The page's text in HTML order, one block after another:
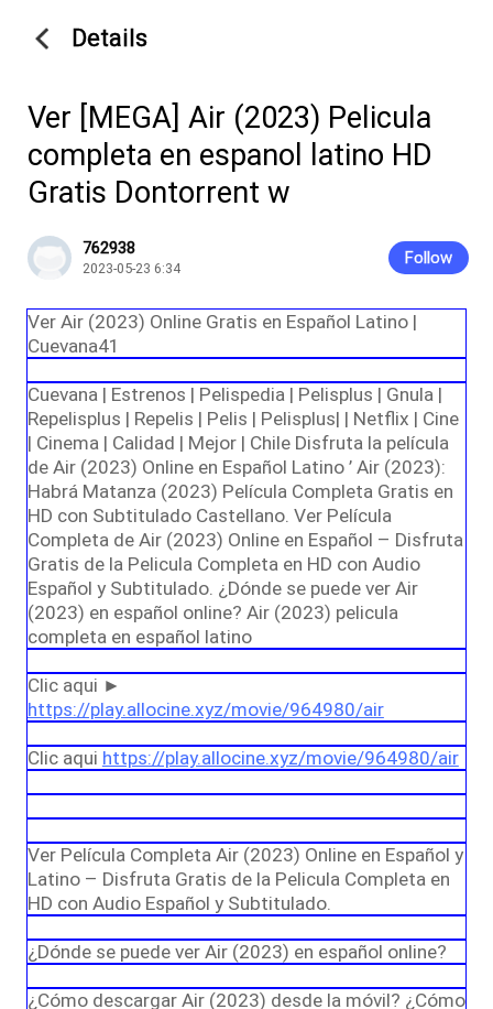
Details
Ver [MEGA] Air (2023) Pelicula
completa en espanol latino HD
Gratis Dontorrent w
762938
2023-05-23 6:34
Follow
Ver Air (2023) Online Gratis en Español Latino |
Cuevana41
Cuevana | Estrenos | Pelispedia | Pelisplus | Gnula |
Repelisplus | Repelis | Pelis | Pelisplus| | Netflix | Cine
| Cinema | Calidad | Mejor | Chile Disfruta la película
de Air (2023) Online en Español Latino ’ Air (2023):
Habrá Matanza (2023) Película Completa Gratis en
HD con Subtitulado Castellano. Ver Película
Completa de Air (2023) Online en Español – Disfruta
Gratis de la Pelicula Completa en HD con Audio
Español y Subtitulado. ¿Dónde se puede ver Air
(2023) en español online? Air (2023) pelicula
completa en español latino
Clic aqui ►
https://play.allocine.xyz/movie/964980/air
Clic aqui https://play.allocine.xyz/movie/964980/air
Ver Película Completa Air (2023) Online en Español y
Latino – Disfruta Gratis de la Pelicula Completa en
HD con Audio Español y Subtitulado.
¿Dónde se puede ver Air (2023) en español online?
¿Cómo descargar Air (2023) desde la móvil? ¿Cómo